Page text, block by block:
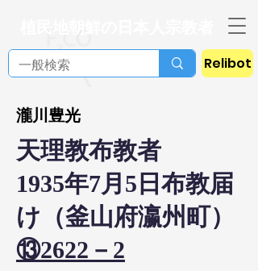
Relibot
瀧川豊光
天理教布教者
1935年7月5日布教届
け（釜山府瀛州町）
⑬2622－2